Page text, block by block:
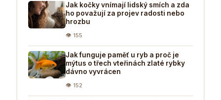
Jak kočky vnímají lidský smích a zda
ho považují za projev radosti nebo
hrozbu
👁 155
Jak funguje paměť u ryb a proč je
mýtus o třech vteřinách zlaté rybky
dávno vyvrácen
👁 152